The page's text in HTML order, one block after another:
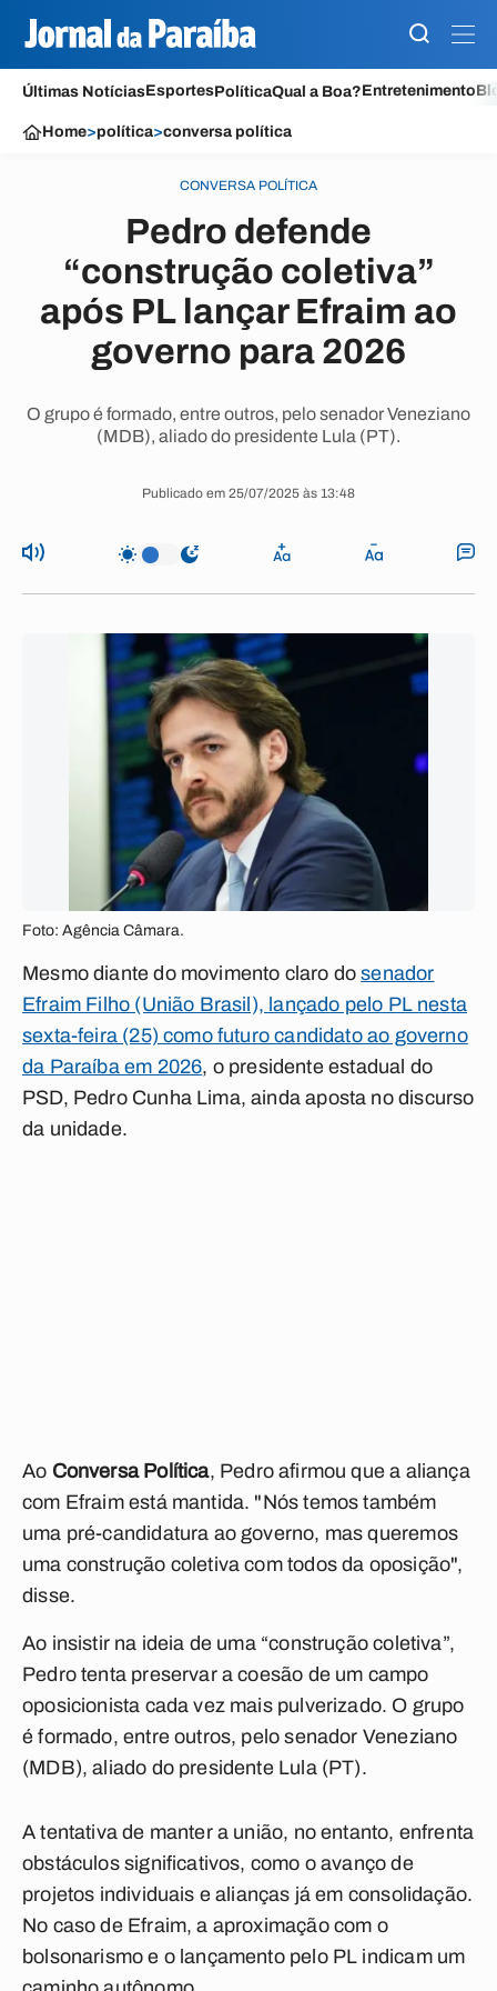
Últimas NotíciasEsportesPolíticaQual a Boa?Entretenimento
Home>política>conversa política
CONVERSA POLÍTICA
Pedro defende
“construção coletiva”
após PL lançar Efraim ao
governo para 2026
O grupo é formado, entre outros, pelo senador Veneziano
(MDB), aliado do presidente Lula (PT).
Publicado em 25/07/2025 às 13:48
Foto: Agência Câmara.
Mesmo diante do movimento claro dosenador
Efraim Filho (União Brasil), lançado pelo PL nesta
sexta-feira (25) como futuro candidato ao governo
da Paraíba em 2026, o presidente estadual do
PSD, Pedro Cunha Lima, ainda aposta no discurso
da unidade.
Ao Conversa Política, Pedro afirmou que a aliança
com Efraim está mantida. "Nós temos também
uma pré-candidatura ao governo, mas queremos
uma construção coletiva com todos da oposição",
disse.
Ao insistir na ideia de uma “construção coletiva”,
Pedro tenta preservar a coesão de um campo
oposicionista cada vez mais pulverizado. O grupo
é formado, entre outros, pelo senador Veneziano
(MDB), aliado do presidente Lula (PT).
A tentativa de manter a união, no entanto, enfrenta
obstáculos significativos, como o avanço de
projetos individuais e alianças já em consolidação.
No caso de Efraim, a aproximação com o
bolsonarismo e o lançamento pelo PL indicam um